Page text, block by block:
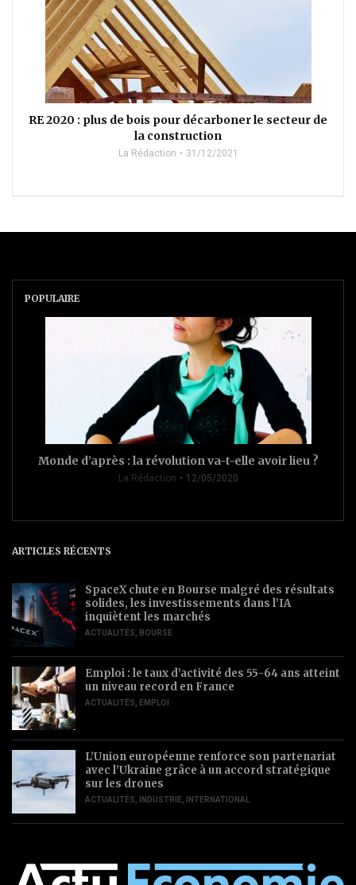
RE 2020 : plus de bois pour décarboner le secteur de
la construction
La Rédaction 31/12/2021
POPULAIRE
Monde d’après : la révolution va-t-elle avoir lieu ?
La Rédaction 12/05/2020
ARTICLES RÉCENTS
SpaceX chute en Bourse malgré des résultats
solides, les investissements dans l’IA
inquiètent les marchés
ACTUALITÉS, BOURSE
Emploi : le taux d’activité des 55-64 ans atteint
un niveau record en France
ACTUALITÉS, EMPLOI
L’Union européenne renforce son partenariat
avec l’Ukraine grâce à un accord stratégique
sur les drones
ACTUALITÉS, INDUSTRIE, INTERNATIONAL